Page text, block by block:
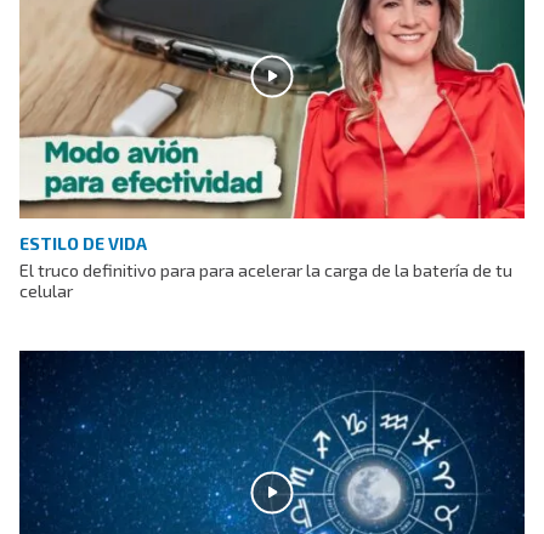
ESTILO DE VIDA
El truco definitivo para para acelerar la carga de la batería de tu
celular